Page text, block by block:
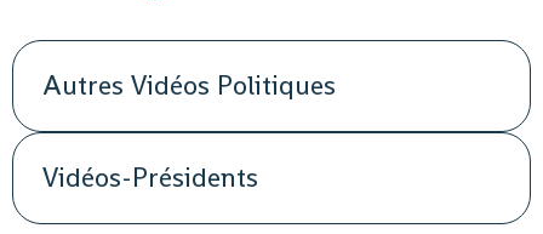
Autres Vidéos Politiques
Vidéos-Présidents